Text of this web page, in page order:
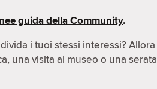
guida della Community.
i tuoi stessi interessi? Allora
una visita al museo o una serata